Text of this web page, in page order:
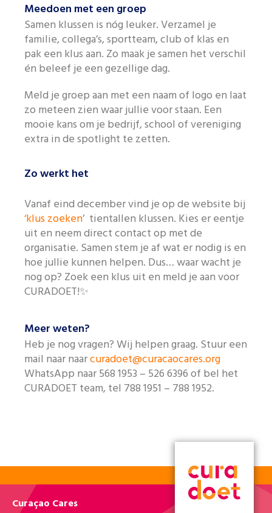
Meedoen met een groep
Samen klussen is nóg leuker. Verzamel je
familie, collega’s, sportteam, club of klas en
pak een klus aan. Zo maak je samen het verschil
én beleef je een gezellige dag.
Meld je groep aan met een naam of logo en laat
zo meteen zien waar jullie voor staan. Een
mooie kans om je bedrijf, school of vereniging
extra in de spotlight te zetten.
Zo werkt het
Vanaf eind december vind je op de website bij
‘klus zoeken’ tientallen klussen. Kies er eentje
uit en neem direct contact op met de
organisatie. Samen stem je af wat er nodig is en
hoe jullie kunnen helpen. Dus… waar wacht je
nog op? Zoek een klus uit en meld je aan voor
CURADOET!✨
Meer weten?
Heb je nog vragen? Wij helpen graag. Stuur een
mail naar naarcuradoet@curacaocares.org
WhatsApp naar 568 1953 – 526 6396 of bel het
CURADOET team, tel 788 1951 – 788 1952.
Curaçao Cares